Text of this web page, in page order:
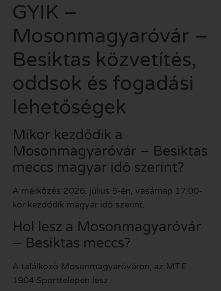
GYIK –
Mosonmagyaróvár –
Besiktas közvetítés,
oddsok és fogadási
lehetőségek
Mikor kezdődik a
Mosonmagyaróvár – Besiktas
meccs magyar idő szerint?
A mérkőzés 2026. július 5-én, vasárnap 17:00-
kor kezdődik magyar idő szerint.
Hol lesz a Mosonmagyaróvár
– Besiktas meccs?
A találkozó Mosonmagyaróváron, az MTE
1904 Sporttelepen lesz.